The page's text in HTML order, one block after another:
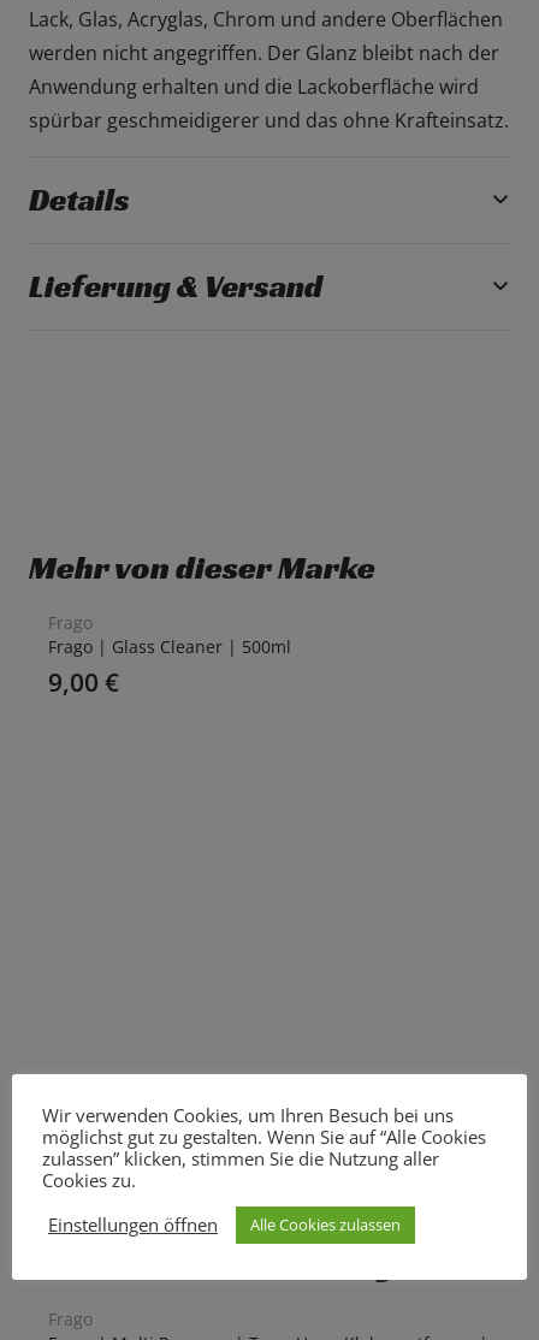
Lack, Glas, Acryglas, Chrom und andere Oberflächen
werden nicht angegriffen. Der Glanz bleibt nach der
Anwendung erhalten und die Lackoberfläche wird
spürbar geschmeidigerer und das ohne Krafteinsatz.
Details
Lieferung & Versand
Mehr von dieser Marke
Frago
Frago | Glass Cleaner | 500ml
9,00 €
Frago
Wir verwenden Cookies, um Ihren Besuch bei uns
möglichst gut zu gestalten. Wenn Sie auf “Alle Cookies
zulassen” klicken, stimmen Sie die Nutzung aller
Cookies zu.
Einstellungen öffnen
Alle Cookies zulassen